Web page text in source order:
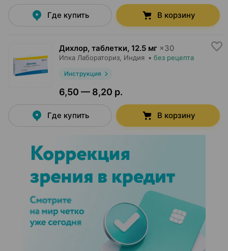
Где купить В корзину
Дихлор, таблетки, 12.5 мг ×30
Ипка Лабораториз , Индия • без рецепта
Инструкция
6,50 — 8,20 р.
Где купить В корзину